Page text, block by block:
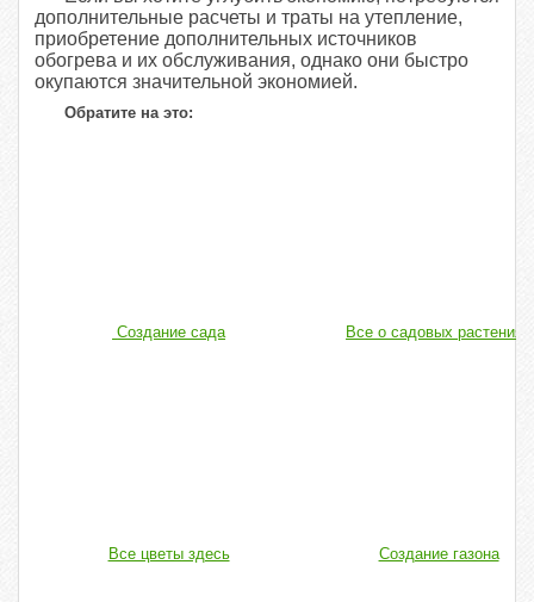
дополнительные расчеты и траты на утепление,
приобретение дополнительных источников
обогрева и их обслуживания, однако они быстро
окупаются значительной экономией.
Обратите на это:
Создание сада Все о садовых растениях
Все цветы здесь Создание газона